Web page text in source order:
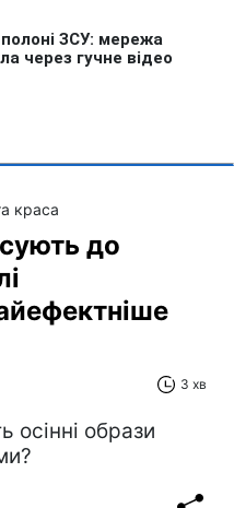
краса
до
3 хв
осінні образи